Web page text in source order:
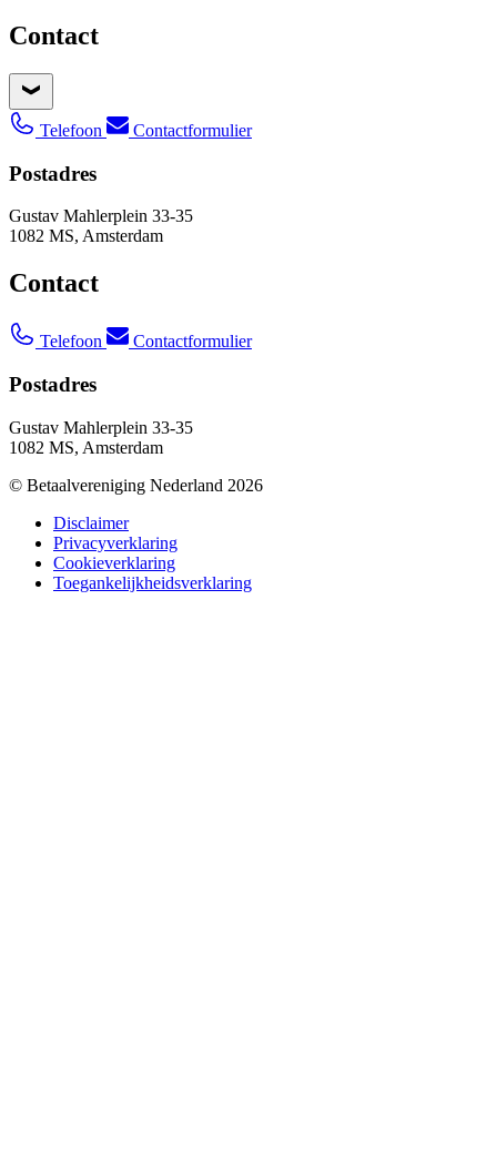
Contact
Telefoon Contactformulier
Postadres
Gustav Mahlerplein 33-35
1082 MS, Amsterdam
Contact
Telefoon Contactformulier
Postadres
Gustav Mahlerplein 33-35
1082 MS, Amsterdam
© Betaalvereniging Nederland 2026
Disclaimer
Privacyverklaring
Cookieverklaring
Toegankelijkheidsverklaring